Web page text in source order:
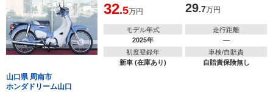
32.5万円 29.7万円
モデル年式
2025年
走行距離
―
初度登録年
新車 (在庫あり)
車検/自賠責
自賠責保険無し
山口県 周南市
ホンダドリーム山口